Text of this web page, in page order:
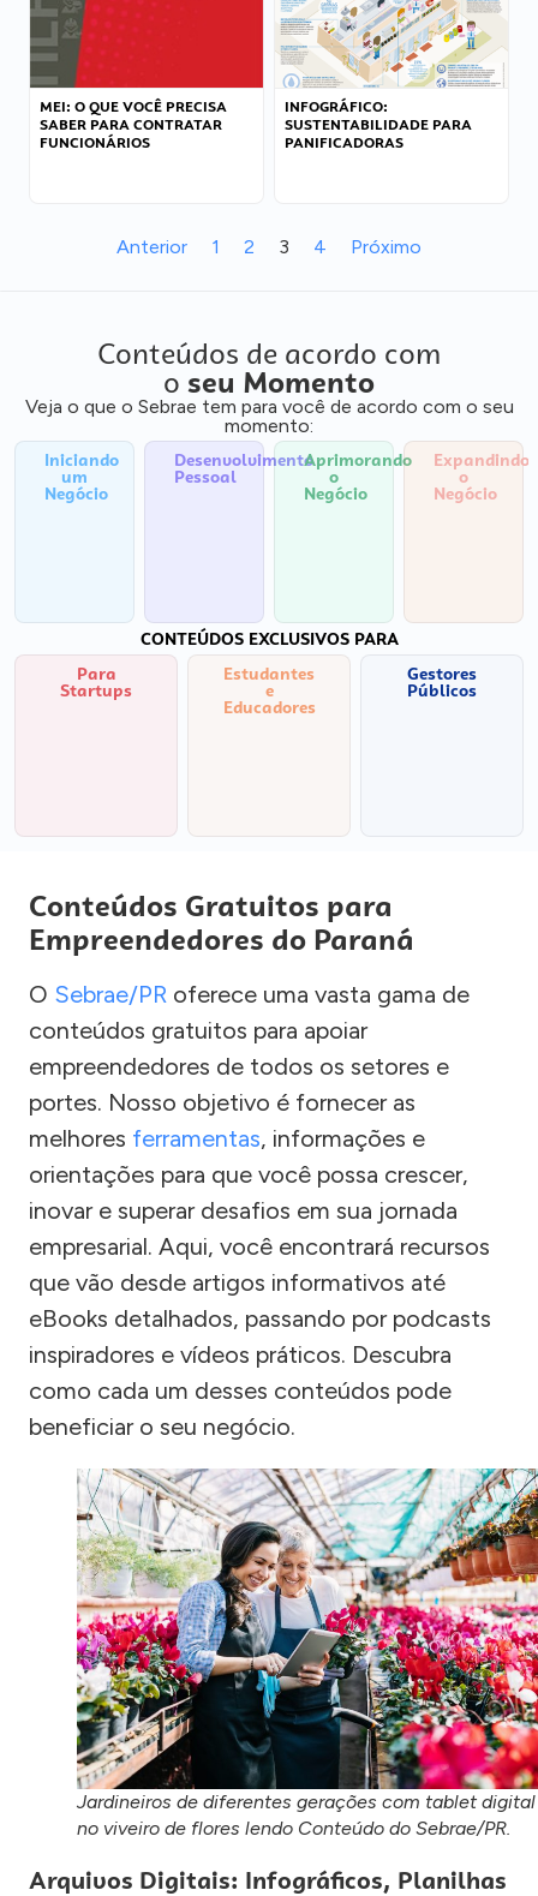
MEI: O QUE VOCÊ PRECISA
SABER PARA CONTRATAR
FUNCIONÁRIOS
INFOGRÁFICO:
SUSTENTABILIDADE PARA
PANIFICADORAS
Anterior 1 2 3 4 Próximo
Conteúdos de acordo com
o seu Momento
Veja o que o Sebrae tem para você de acordo com o seu
momento:
Iniciando
um
Negócio
Desenvolvimento
Pessoal
Aprimorando
o
Negócio
Expandindo
o
Negócio
CONTEÚDOS EXCLUSIVOS PARA
Para
Startups
Estudantes
e
Educadores
Gestores
Públicos
Conteúdos Gratuitos para
Empreendedores do Paraná
O Sebrae/PR oferece uma vasta gama de
conteúdos gratuitos para apoiar
empreendedores de todos os setores e
portes. Nosso objetivo é fornecer as
melhores ferramentas, informações e
orientações para que você possa crescer,
inovar e superar desafios em sua jornada
empresarial. Aqui, você encontrará recursos
que vão desde artigos informativos até
eBooks detalhados, passando por podcasts
inspiradores e vídeos práticos. Descubra
como cada um desses conteúdos pode
beneficiar o seu negócio.
Jardineiros de diferentes gerações com tablet digital
no viveiro de flores lendo Conteúdo do Sebrae/PR.
Arquivos Digitais: Infográficos, Planilhas